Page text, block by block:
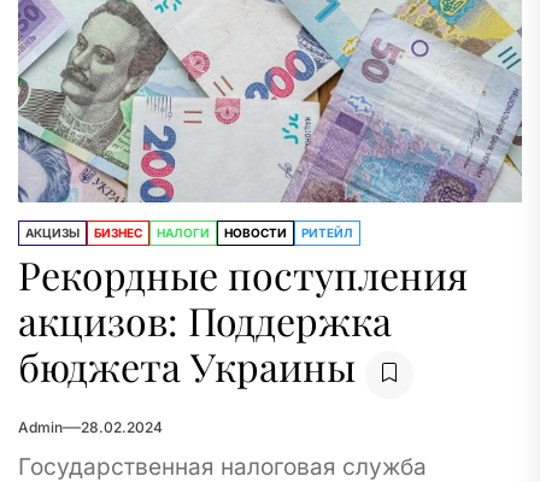
АКЦИЗЫ БИЗНЕС НАЛОГИ НОВОСТИ РИТЕЙЛ
Рекордные поступления
акцизов: Поддержка
бюджета Украины
Admin 28.02.2024
Государственная налоговая служба